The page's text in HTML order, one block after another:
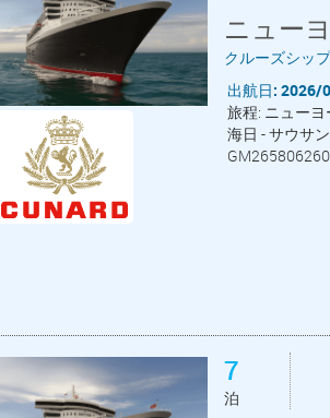
ニュー
クルーズシッ
出航日: 2026/
旅程: ニュー
海日 - サウサ
7
泊